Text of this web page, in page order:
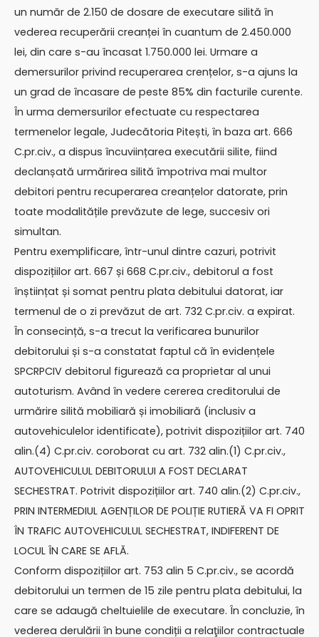
un număr de 2.150 de dosare de executare silită în
vederea recuperării creanței în cuantum de 2.450.000
lei, din care s-au încasat 1.750.000 lei. Urmare a
demersurilor privind recuperarea crențelor, s-a ajuns la
un grad de încasare de peste 85% din facturile curente.
În urma demersurilor efectuate cu respectarea
termenelor legale, Judecătoria Pitești, în baza art. 666
C.pr.civ., a dispus încuviințarea executării silite, fiind
declanșată urmărirea silită împotriva mai multor
debitori pentru recuperarea creanțelor datorate, prin
toate modalitățile prevăzute de lege, succesiv ori
simultan.
Pentru exemplificare, într-unul dintre cazuri, potrivit
dispozițiilor art. 667 și 668 C.pr.civ., debitorul a fost
înștiințat și somat pentru plata debitului datorat, iar
termenul de o zi prevăzut de art. 732 C.pr.civ. a expirat.
În consecință, s-a trecut la verificarea bunurilor
debitorului și s-a constatat faptul că în evidențele
SPCRPCIV debitorul figurează ca proprietar al unui
autoturism. Având în vedere cererea creditorului de
urmărire silită mobiliară și imobiliară (inclusiv a
autovehiculelor identificate), potrivit dispozițiilor art. 740
alin.(4) C.pr.civ. coroborat cu art. 732 alin.(1) C.pr.civ.,
AUTOVEHICULUL DEBITORULUI A FOST DECLARAT
SECHESTRAT. Potrivit dispozițiilor art. 740 alin.(2) C.pr.civ.,
PRIN INTERMEDIUL AGENȚILOR DE POLIȚIE RUTIERĂ VA FI OPRIT
ÎN TRAFIC AUTOVEHICULUL SECHESTRAT, INDIFERENT DE
LOCUL ÎN CARE SE AFLĂ.
Conform dispozițiilor art. 753 alin 5 C.pr.civ., se acordă
debitorului un termen de 15 zile pentru plata debitului, la
care se adaugă cheltuielile de executare. În concluzie, în
vederea derulării în bune condiții a relaţiilor contractuale